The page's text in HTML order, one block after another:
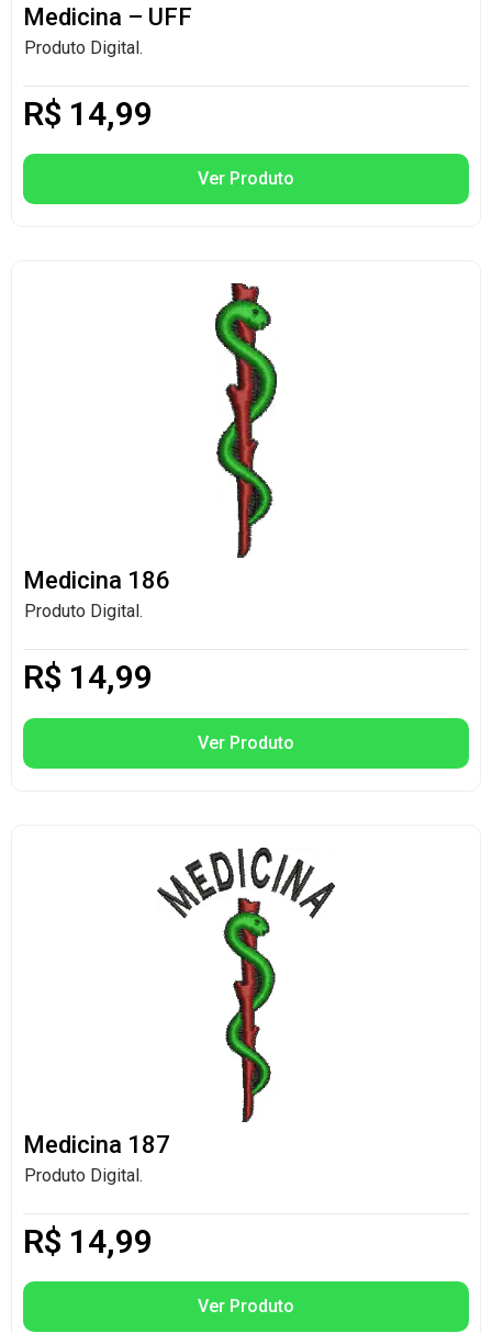
Medicina – UFF
Produto Digital.
R$ 14,99
Ver Produto
Medicina 186
Produto Digital.
R$ 14,99
Ver Produto
Medicina 187
Produto Digital.
R$ 14,99
Ver Produto